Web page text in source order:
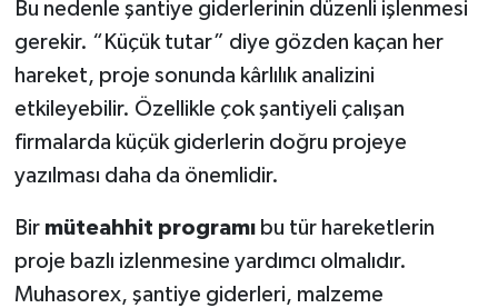
Bu nedenle şantiye giderlerinin düzenli işlenmesi
gerekir. “Küçük tutar” diye gözden kaçan her
hareket, proje sonunda kârlılık analizini
etkileyebilir. Özellikle çok şantiyeli çalışan
firmalarda küçük giderlerin doğru projeye
yazılması daha da önemlidir.
Bir müteahhit programıbu tür hareketlerin
proje bazlı izlenmesine yardımcı olmalıdır.
Muhasorex, şantiye giderleri, malzeme